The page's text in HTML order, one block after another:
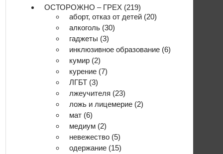
ОСТОРОЖНО – ГРЕХ (219)
аборт, отказ от детей (20)
алкоголь (30)
гаджеты (3)
инклюзивное образование (6)
кумир (2)
курение (7)
ЛГБТ (3)
лжеучителя (23)
ложь и лицемерие (2)
мат (6)
медиум (2)
невежество (5)
одержание (15)